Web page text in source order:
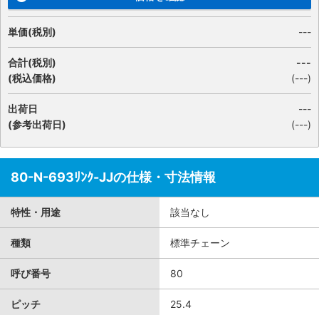
単価(税別) ---
合計(税別)
(税込価格)
---
(---)
出荷日
(参考出荷日)
---
(---)
80-N-693ﾘﾝｸ-JJの仕様・寸法情報
特性・用途 該当なし
種類 標準チェーン
呼び番号 80
ピッチ 25.4